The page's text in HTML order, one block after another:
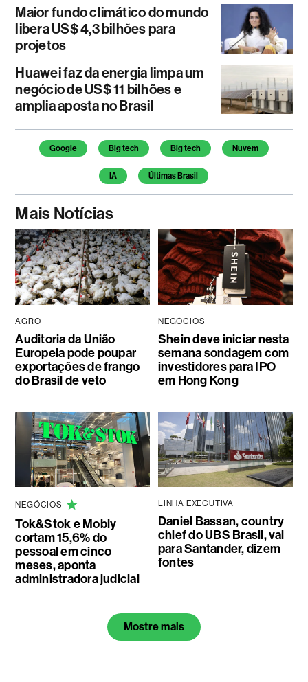
Maior fundo climático do mundo
libera US$ 4,3 bilhões para
projetos
Huawei faz da energia limpa um
negócio de US$ 11 bilhões e
amplia aposta no Brasil
Temas deste artigo
Google Big tech Big tech Nuvem
IA Últimas Brasil
Mais Notícias
AGRO
Auditoria da União
Europeia pode poupar
exportações de frango
do Brasil de veto
NEGÓCIOS
Shein deve iniciar nesta
semana sondagem com
investidores para IPO
em Hong Kong
NEGÓCIOS
Tok&Stok e Mobly
cortam 15,6% do
pessoal em cinco
meses, aponta
administradora judicial
LINHA EXECUTIVA
Daniel Bassan, country
chief do UBS Brasil, vai
para Santander, dizem
fontes
Mostre mais